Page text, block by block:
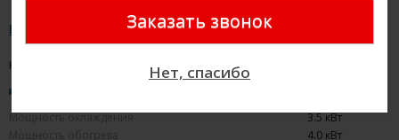
Нет, спасибо
Daikin FTXJ35AB
Канальный кондиционер
Мощность охлаждения
3.5 кВт
4.0 кВт